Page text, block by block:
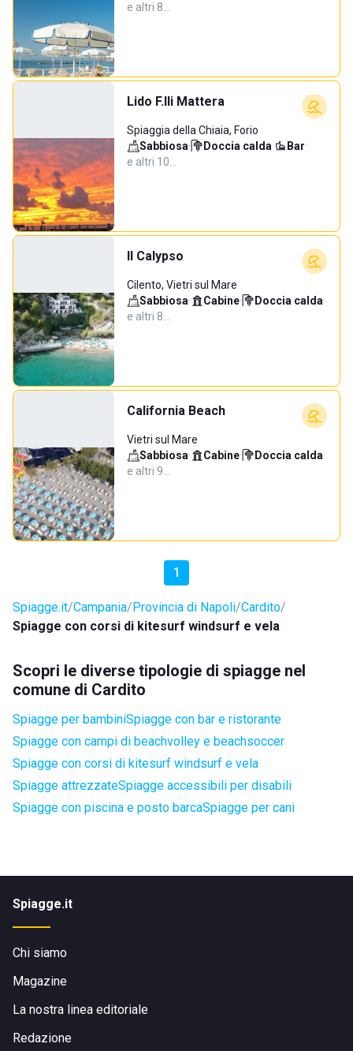
e altri 8…
Lido F.lli Mattera
Spiaggia della Chiaia, Forio
Sabbiosa· Doccia calda· Bar·
e altri 10…
Il Calypso
Cilento, Vietri sul Mare
Sabbiosa· Cabine· Doccia calda·
e altri 8…
California Beach
Vietri sul Mare
Sabbiosa· Cabine· Doccia calda·
e altri 9…
1
Spiagge.it Campania Provincia di Napoli Cardito
Spiagge con corsi di kitesurf windsurf e vela
Scopri le diverse tipologie di spiagge nel
comune di Cardito
Spiagge per bambiniSpiagge con bar e ristorante
Spiagge con campi di beachvolley e beachsoccer
Spiagge con corsi di kitesurf windsurf e vela
Spiagge attrezzateSpiagge accessibili per disabili
Spiagge con piscina e posto barcaSpiagge per cani
Spiagge.it
Chi siamo
Magazine
La nostra linea editoriale
Redazione